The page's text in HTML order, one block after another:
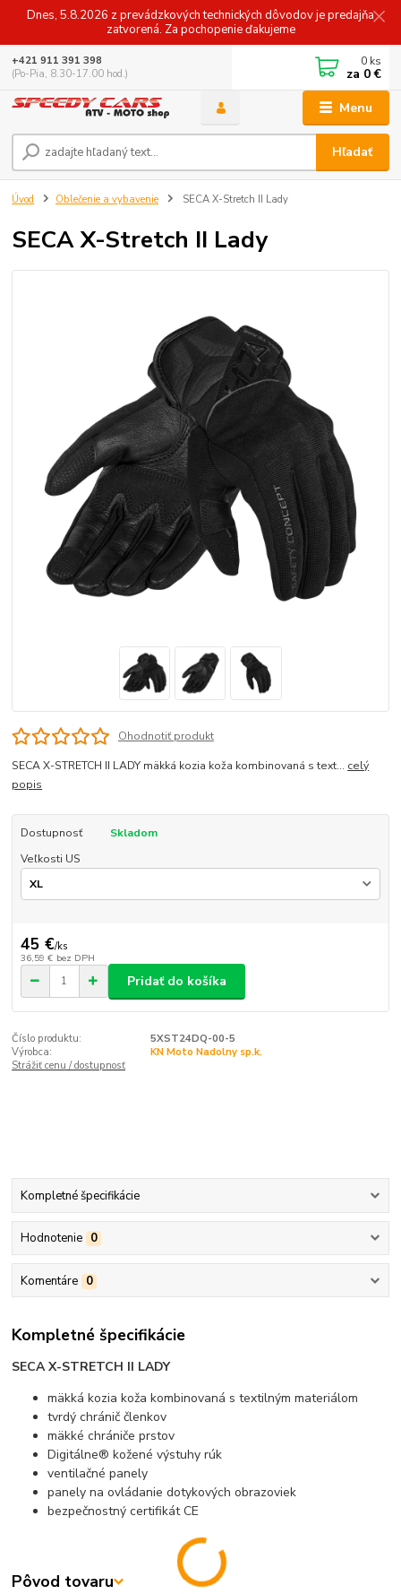
Dnes, 5.8.2026 z prevádzkových technických dôvodov je predajňa
zatvorená. Za pochopenie ďakujeme
Menu
Hľadať
+421 911 391 398
(Po-Pia, 8.30-17.00 hod.)
0 ks
za 0 €
Úvod Oblečenie a vybavenie SECA X-Stretch II Lady
SECA X-Stretch II Lady
Ohodnotiť produkt
SECA X-STRETCH II LADY mäkká kozia koža kombinovaná s text... celý
popis
Dostupnosť
Skladom
Veľkosti US
45 €/ks
36,59 € bez DPH
Pridať do košíka
Číslo produktu:
5XST24DQ-00-5
Výrobca:
KN Moto Nadolny sp.k.
Strážiť cenu / dostupnosť
Kompletné špecifikácie
Hodnotenie 0
Komentáre 0
Kompletné špecifikácie
SECA X-STRETCH II LADY
mäkká kozia koža kombinovaná s textilným materiálom
tvrdý chránič členkov
mäkké chrániče prstov
Digitálne® kožené výstuhy rúk
ventilačné panely
panely na ovládanie dotykových obrazoviek
bezpečnostný certifikát CE
Pôvod tovaru